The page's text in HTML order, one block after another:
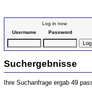
Log in now
Username
Password
Suchergebnisse
Ihre Suchanfrage ergab 49